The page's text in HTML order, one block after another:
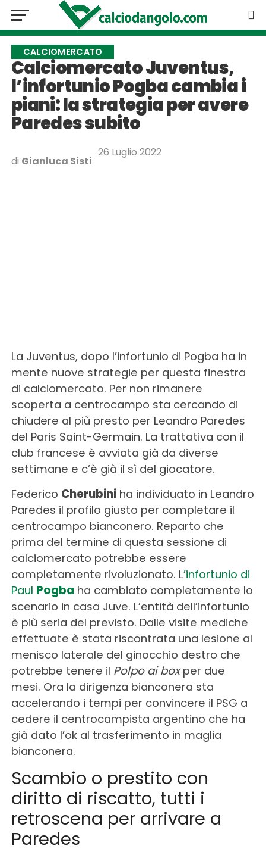
CALCIOMERCATO
Calciomercato Juventus,
l’infortunio Pogba cambia i
piani: la strategia per avere
Paredes subito
di Gianluca Sisti
26 Luglio 2022
La Juventus, dopo l’infortunio di Pogba ha in
mente nuove strategie per questa finestra
di calciomercato. Per non rimanere
scoperta a centrocampo sta cercando di
chiudere al più presto per Leandro Paredes
del Paris Saint-Germain. La trattativa con il
club francese è avviata già da diverse
settimane e c’è già il sì del giocatore.
Federico Cherubiniha individuato in Leandro
Paredes il profilo giusto per completare il
centrocampo bianconero. Reparto che
prima del termine di questa sessione di
calciomercato potrebbe essere
completamente rivoluzionato. L’infortunio di
Paul Pogba ha cambiato completamente lo
scenario in casa Juve. L’entità dell’infortunio
è più seria del previsto. Dalle visite mediche
effettuate è stata riscontrata una lesione al
menisco laterale del ginocchio destro che
potrebbe tenere il Polpo ai boxper due
mesi. Ora la dirigenza bianconera sta
accelerando i tempi per convincere il PSG a
cedere il centrocampista argentino che ha
già dato l’ok al trasferimento in maglia
bianconera.
Scambio o prestito con
diritto di riscatto, tutti i
retroscena per arrivare a
Paredes